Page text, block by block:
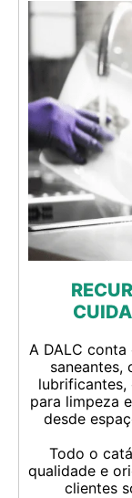
A DALC
saneantes,
lubrificantes,
para limpeza
desde
Todo o
qualidade e
clientes